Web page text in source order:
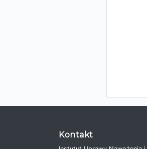
Kontakt